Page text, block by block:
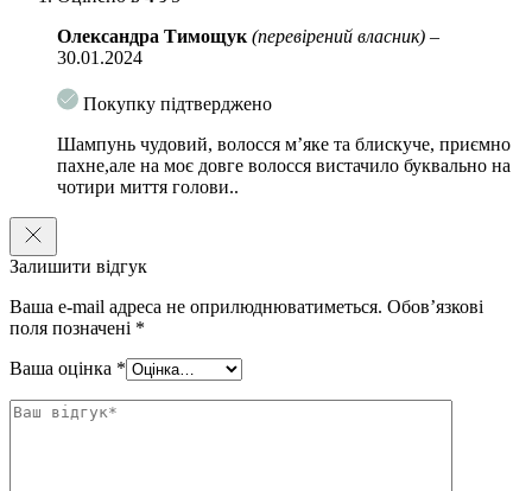
Олександра Тимощук (перевірений власник) –
30.01.2024
Покупку підтверджено
Шампунь чудовий, волосся м’яке та блискуче, приємно
пахне,але на моє довге волосся вистачило буквально на
чотири миття голови..
Залишити відгук
Ваша e-mail адреса не оприлюднюватиметься. Обов’язкові
поля позначені *
Ваша оцінка *